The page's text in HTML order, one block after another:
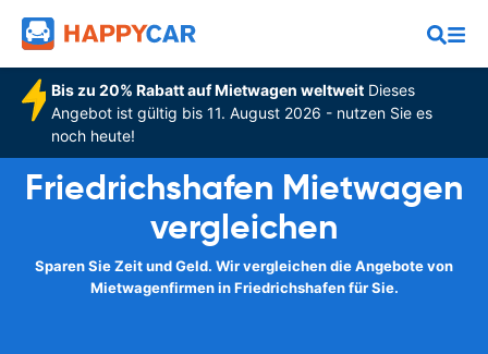
Bis zu 20% Rabatt auf Mietwagen weltweitDieses
Angebot ist gültig bis 11. August 2026 - nutzen Sie es
noch heute!
Friedrichshafen Mietwagen
vergleichen
Sparen Sie Zeit und Geld. Wir vergleichen die Angebote von
Mietwagenfirmen in Friedrichshafen für Sie.